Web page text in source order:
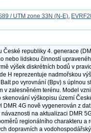
/ UTM zone 33N (N-E),
České republiky 4. generace
nebo lidskou činností
výšek diskrétních bodů v
H reprezentuje nadmořskou
po vyrovnání (Bpv) s úplnou
v zalesněném terénu. Model
skenování výškopisu území
DMR 4G nově vygenerován z
na aktualizaci DMR
regionálního charakteru a
dopravních a